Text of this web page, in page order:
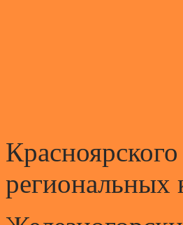
региональных